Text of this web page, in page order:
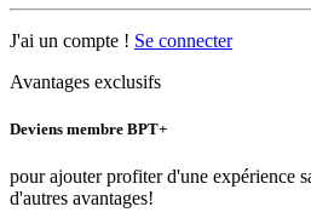
J'ai un compte ! Se connecter
Avantages exclusifs
Deviens membre BPT+
pour ajouter profiter d'une expérience
d'autres avantages!